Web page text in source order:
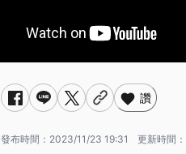
讚
發布時間： 2023/11/23 19:31 更新時間：